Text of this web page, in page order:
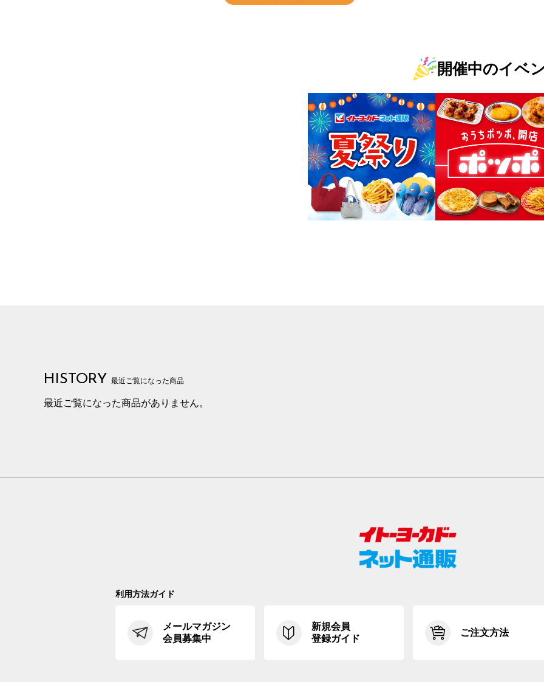
開催中のイベ
HISTORY 最近ご覧になった商品
最近ご覧になった商品がありません。
利用方法ガイド
メールマガジン
会員募集中
新規会員
登録ガイド
ご注文方法